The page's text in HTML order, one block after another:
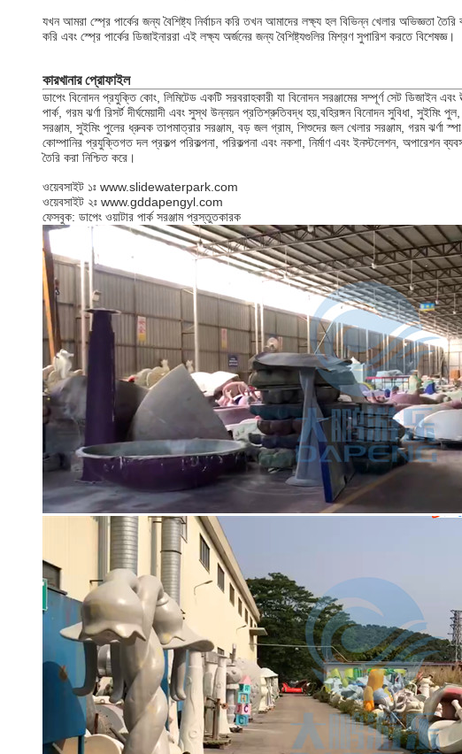
যখন আমরা স্প্রে পার্কের জন্য বৈশিষ্ট্য নির্বাচন করি তখন আমাদের লক্ষ্য হল বিভিন্ন খেলার অভিজ্ঞতা
করি এবং স্প্রে পার্কের ডিজাইনাররা এই লক্ষ্য অর্জনের জন্য বৈশিষ্ট্যগুলির মিশ্রণ সুপারিশ করতে বিশেষজ্ঞ।
কারখানার প্রোফাইল
ডাপেং বিনোদন প্রযুক্তি কোং, লিমিটেড একটি সরবরাহকারী যা বিনোদন সরঞ্জামের সম্পূর্ণ সেট ডিজাইন
পার্ক, গরম ঝর্ণা রিসর্ট দীর্ঘমেয়াদী এবং সুস্থ উন্নয়ন প্রতিশ্রুতিবদ্ধ হয়,বহিরঙ্গন বিনোদন সুবিধা, সুইমিং
সরঞ্জাম, সুইমিং পুলের ধ্রুবক তাপমাত্রার সরঞ্জাম, বড় জল গ্রাম, শিশুদের জল খেলার সরঞ্জাম, গরম ঝর্ণা
কোম্পানির প্রযুক্তিগত দল প্রকল্প পরিকল্পনা, পরিকল্পনা এবং নকশা, নির্মাণ এবং ইনস্টলেশন, অপারেশন
তৈরি করা নিশ্চিত করে।
ওয়েবসাইট ১ঃ www.slidewaterpark.com
ওয়েবসাইট ২ঃ www.gddapengyl.com
ফেসবুক: ডাপেং ওয়াটার পার্ক সরঞ্জাম প্রস্তুতকারক